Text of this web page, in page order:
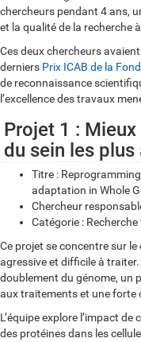
chercheurs pendant 4 ans,
et la qualité de la recherche
Ces deux chercheurs
derniers Prix ICAB de la
de reconnaissance
l’excellence des travaux
Projet 1 :
du sein les
Titre :
adaptation in Whole
Chercheur
Catégorie :
Ce projet se concentre sur
agressive et difficile à
doublement du génome, un
aux traitements et une forte
L’équipe explore l’impact
des protéines dans les